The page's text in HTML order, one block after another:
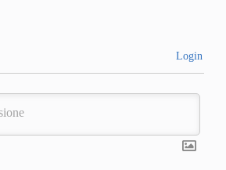
Login